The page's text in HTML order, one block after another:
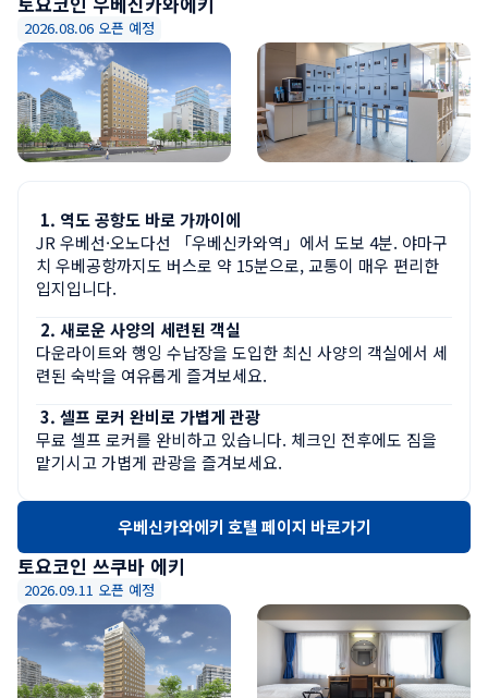
2026.08.06 오픈 예정
역도 공항도 바로 가까이에
JR 우베선·오노다선 「우베신카와역」에서 도보 4분. 야마구
치 우베공항까지도 버스로 약 15분으로, 교통이 매우 편리한
입지입니다.
새로운 사양의 세련된 객실
다운라이트와 행잉 수납장을 도입한 최신 사양의 객실에서 세
련된 숙박을 여유롭게 즐겨보세요.
셀프 로커 완비로 가볍게 관광
무료 셀프 로커를 완비하고 있습니다. 체크인 전후에도 짐을
맡기시고 가볍게 관광을 즐겨보세요.
우베신카와에키 호텔 페이지 바로가기
토요코인 쓰쿠바 에키
2026.09.11 오픈 예정